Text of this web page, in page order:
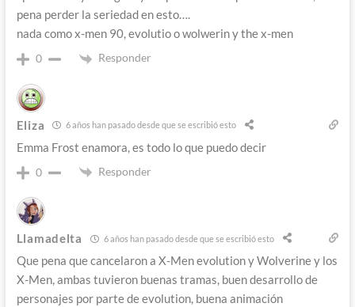
pena perder la seriedad en esto….
nada como x-men 90, evolutio o wolwerin y the x-men
0 Responder
Eliza 6 años han pasado desde que se escribió esto
Emma Frost enamora, es todo lo que puedo decir
0 Responder
Llamadelta 6 años han pasado desde que se escribió esto
Que pena que cancelaron a X-Men evolution y Wolverine y los
X-Men, ambas tuvieron buenas tramas, buen desarrollo de
personajes por parte de evolution, buena animación